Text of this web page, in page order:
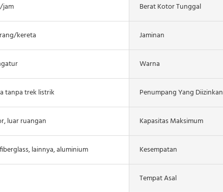
jam Berat Kotor Tunggal
kereta Jaminan
Warna
tanpa trek listrik Penumpang Yang Diizinkan
luar ruangan Kapasitas Maksimum
lainnya, aluminium Kesempatan
Tempat Asal